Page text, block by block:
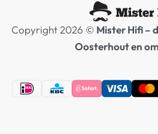
Copyright 2026 © Mister Hifi –
Oosterhout en